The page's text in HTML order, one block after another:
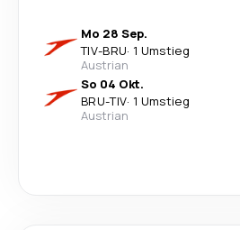
Mo 28 Sep.
TIV-BRU· 1 Umstieg
Austrian
So 04 Okt.
BRU-TIV· 1 Umstieg
Austrian